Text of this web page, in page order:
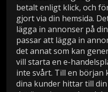
betalt enligt klick, och
gjort via din hemsida.
lägga in annonser på
passar att lägga in
det annat som kan
vill starta en e-
inte svårt. Till en början
dina kunder hittar till din